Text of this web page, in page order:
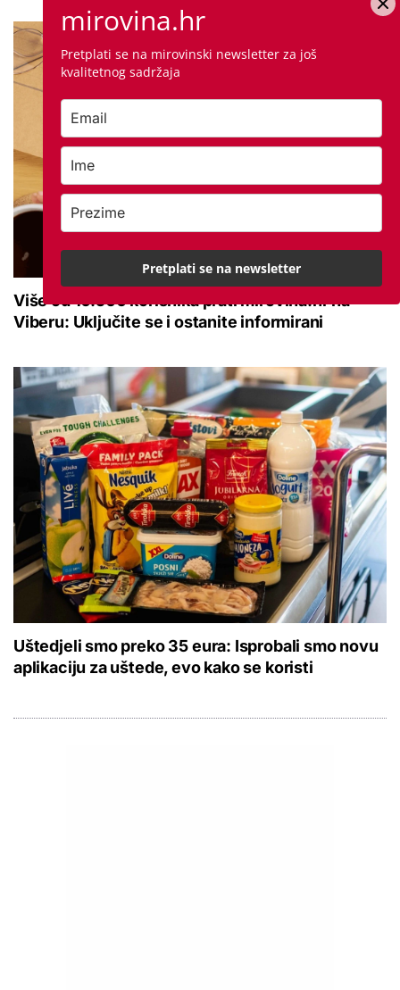
Više od 10.500 korisnika prati mirovina.hr na
Viberu: Uključite se i ostanite informirani
Uštedjeli smo preko 35 eura: Isprobali smo novu
aplikaciju za uštede, evo kako se koristi
mirovina.hr
Pretplati se na mirovinski newsletter za još
kvalitetnog sadržaja
Pretplati se na newsletter